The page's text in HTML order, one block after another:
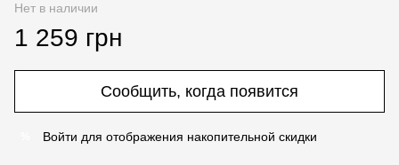
Нет в наличии
1 259 грн
Сообщить, когда появится
Войти для отображения накопительной скидки